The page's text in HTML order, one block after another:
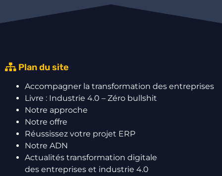
Plan du site
Accompagner la transformation des entreprises
Livre : Industrie 4.0 – Zéro bullshit
Notre approche
Notre offre
Réussissez votre projet ERP
Notre ADN
Actualités transformation digitale
des entreprises et industrie 4.0